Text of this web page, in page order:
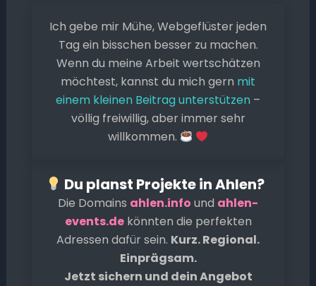
e
b
o
o
k
l ts
A
p
p
y
Li
n
k
s
e
n
g
er
a
d
s
n
Ich gebe mir Mühe, Webgeflüster jeden
Tag ein bisschen besser zu machen.
Wenn du meine Arbeit wertschätzen
möchtest, kannst du mich gern mit
einem kleinen Beitrag unterstützen –
völlig freiwillig, aber immer sehr
willkommen.
Du planst Projekte in Ahlen?
Die Domains ahlen.info und ahlen-
events.dekönnten die perfekten
Adressen dafür sein. Kurz. Regional.
Einprägsam.
Jetzt sichern und dein Angebot